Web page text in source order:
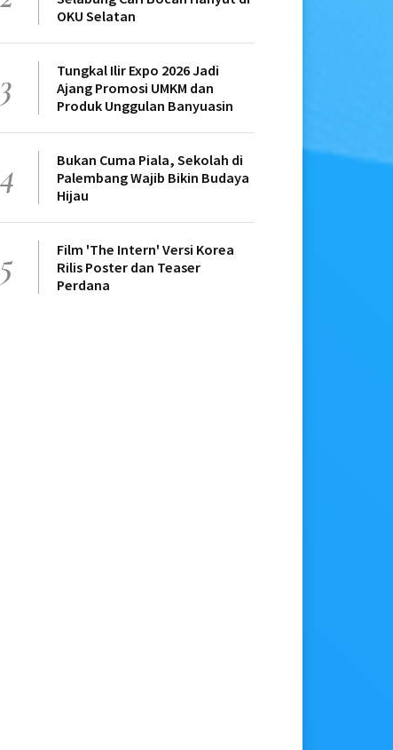
OKU Selatan
Tungkal Ilir Expo 2026 Jadi
Ajang Promosi UMKM dan
Produk Unggulan Banyuasin
Bukan Cuma Piala, Sekolah di
Palembang Wajib Bikin Budaya
Hijau
Film 'The Intern' Versi Korea
Rilis Poster dan Teaser
Perdana